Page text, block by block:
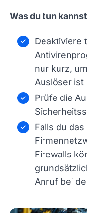
Was du tun
Deaktiviere
nur kurz,
Auslöser ist
Prüfe die
Falls du
Firewalls
Anruf bei